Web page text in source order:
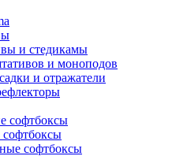
и стедикамы
и моноподов
и отражатели
софтбоксы
софтбоксы